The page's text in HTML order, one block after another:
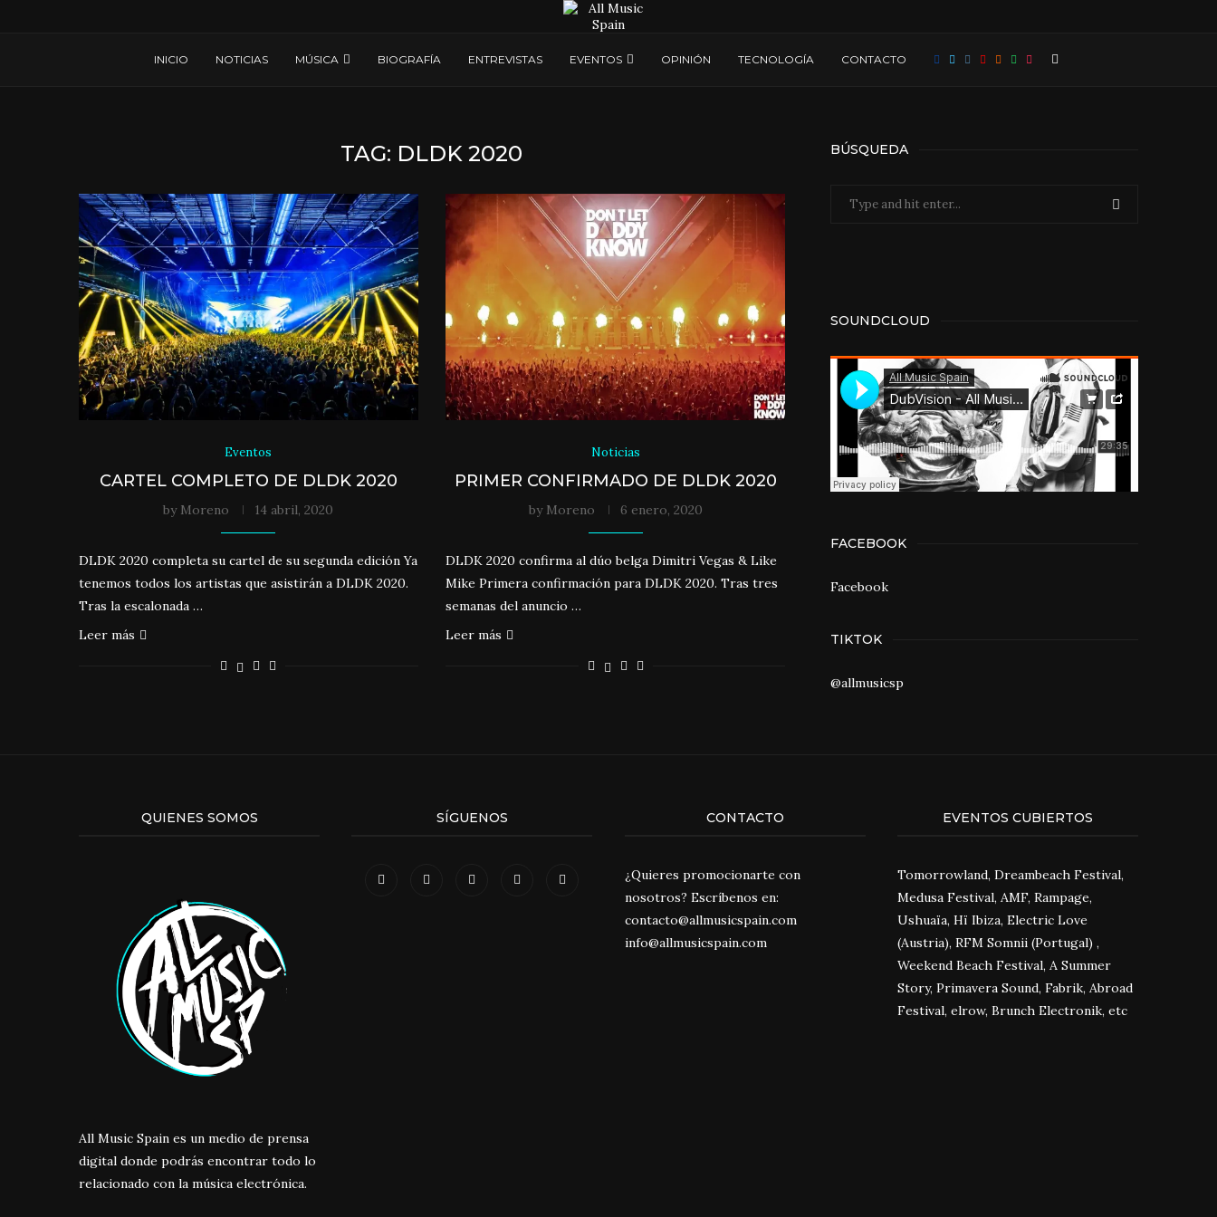
INICIO NOTICIAS MÚSICA BIOGRAFÍA ENTREVISTAS EVENTOS OPINIÓN TECNOLOGÍA CONTACTO
TAG: DLDK 2020
Eventos
CARTEL COMPLETO DE DLDK 2020
by Moreno 14 abril, 2020
DLDK 2020 completa su cartel de su segunda edición Ya
tenemos todos los artistas que asistirán a DLDK 2020.
Tras la escalonada …
Leer más
Noticias
PRIMER CONFIRMADO DE DLDK 2020
by Moreno 6 enero, 2020
DLDK 2020 confirma al dúo belga Dimitri Vegas & Like
Mike Primera confirmación para DLDK 2020. Tras tres
semanas del anuncio …
Leer más
BÚSQUEDA
SOUNDCLOUD
FACEBOOK
Facebook
TIKTOK
@allmusicsp
QUIENES SOMOS
All Music Spain es un medio de prensa
digital donde podrás encontrar todo lo
relacionado con la música electrónica.
SÍGUENOS CONTACTO
¿Quieres promocionarte con
nosotros? Escríbenos en:
contacto@allmusicspain.com
info@allmusicspain.com
EVENTOS CUBIERTOS
Tomorrowland, Dreambeach Festival,
Medusa Festival, AMF, Rampage,
Ushuaïa, Hï Ibiza, Electric Love
(Austria), RFM Somnii (Portugal) ,
Weekend Beach Festival, A Summer
Story, Primavera Sound, Fabrik, Abroad
Festival, elrow, Brunch Electronik, etc